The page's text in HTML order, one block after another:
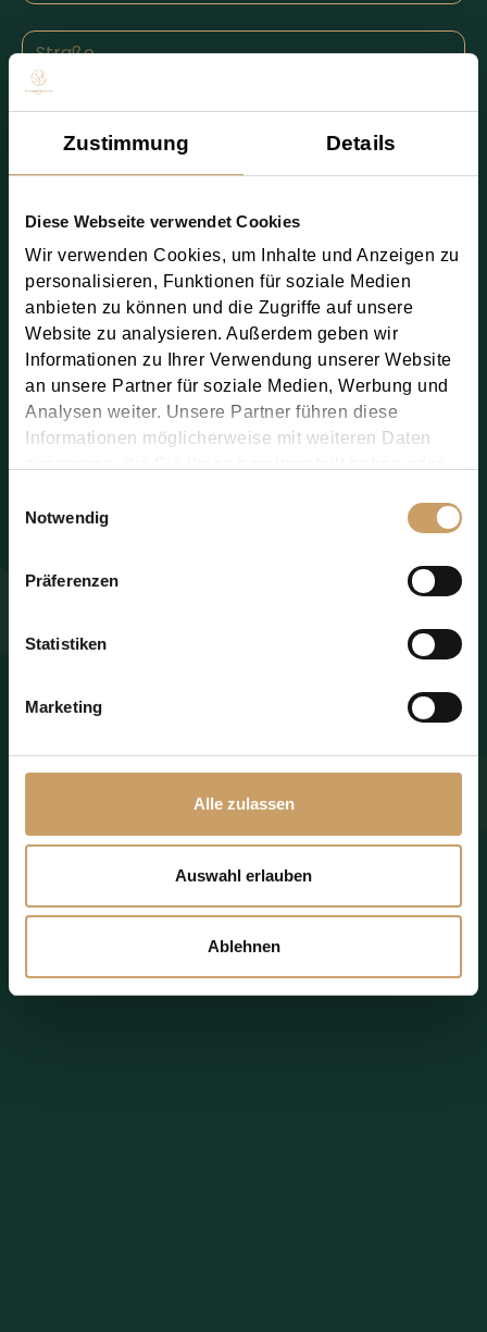
Zustimmung Details
Diese Webseite verwendet Cookies
Wir verwenden Cookies, um Inhalte und Anzeigen zu
personalisieren, Funktionen für soziale Medien
anbieten zu können und die Zugriffe auf unsere
Website zu analysieren. Außerdem geben wir
Informationen zu Ihrer Verwendung unserer Website
an unsere Partner für soziale Medien, Werbung und
Analysen weiter. Unsere Partner führen diese
Informationen möglicherweise mit weiteren Daten
gesammelt haben.
Notwendig
Präferenzen
Statistiken
Marketing
Alle zulassen
Auswahl erlauben
Ablehnen
Sie willigen der Nutzung Ihrer persönlichen Daten,
beschrieben,
Additional Information